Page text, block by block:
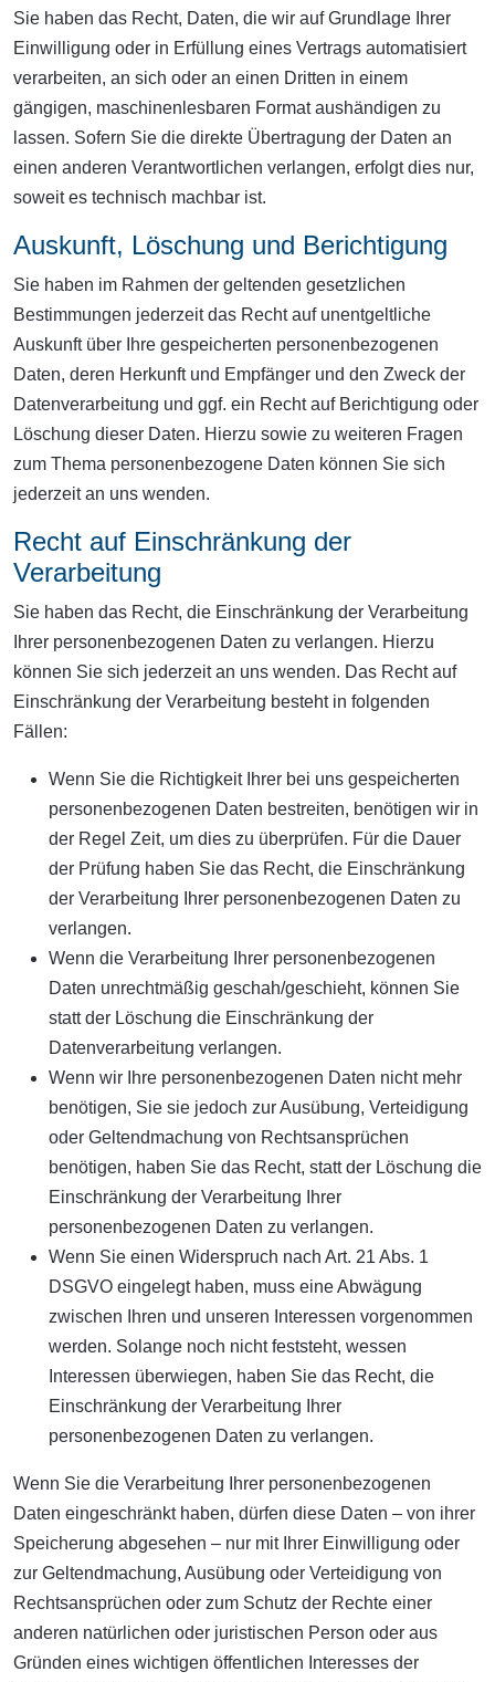
Sie haben das Recht, Daten, die wir auf Grundlage Ihrer
Einwilligung oder in Erfüllung eines Vertrags automatisiert
verarbeiten, an sich oder an einen Dritten in einem
gängigen, maschinenlesbaren Format aushändigen zu
lassen. Sofern Sie die direkte Übertragung der Daten an
einen anderen Verantwortlichen verlangen, erfolgt dies nur,
soweit es technisch machbar ist.
Auskunft, Löschung und Berichtigung
Sie haben im Rahmen der geltenden gesetzlichen
Bestimmungen jederzeit das Recht auf unentgeltliche
Auskunft über Ihre gespeicherten personenbezogenen
Daten, deren Herkunft und Empfänger und den Zweck der
Datenverarbeitung und ggf. ein Recht auf Berichtigung oder
Löschung dieser Daten. Hierzu sowie zu weiteren Fragen
zum Thema personenbezogene Daten können Sie sich
jederzeit an uns wenden.
Recht auf Einschränkung der
Verarbeitung
Sie haben das Recht, die Einschränkung der Verarbeitung
Ihrer personenbezogenen Daten zu verlangen. Hierzu
können Sie sich jederzeit an uns wenden. Das Recht auf
Einschränkung der Verarbeitung besteht in folgenden
Fällen:
Wenn Sie die Richtigkeit Ihrer bei uns gespeicherten
personenbezogenen Daten bestreiten, benötigen wir in
der Regel Zeit, um dies zu überprüfen. Für die Dauer
der Prüfung haben Sie das Recht, die Einschränkung
der Verarbeitung Ihrer personenbezogenen Daten zu
verlangen.
Wenn die Verarbeitung Ihrer personenbezogenen
Daten unrechtmäßig geschah/geschieht, können Sie
statt der Löschung die Einschränkung der
Datenverarbeitung verlangen.
Wenn wir Ihre personenbezogenen Daten nicht mehr
benötigen, Sie sie jedoch zur Ausübung, Verteidigung
oder Geltendmachung von Rechtsansprüchen
benötigen, haben Sie das Recht, statt der Löschung die
Einschränkung der Verarbeitung Ihrer
personenbezogenen Daten zu verlangen.
Wenn Sie einen Widerspruch nach Art. 21 Abs. 1
DSGVO eingelegt haben, muss eine Abwägung
zwischen Ihren und unseren Interessen vorgenommen
werden. Solange noch nicht feststeht, wessen
Interessen überwiegen, haben Sie das Recht, die
Einschränkung der Verarbeitung Ihrer
personenbezogenen Daten zu verlangen.
Wenn Sie die Verarbeitung Ihrer personenbezogenen
Daten eingeschränkt haben, dürfen diese Daten – von ihrer
Speicherung abgesehen – nur mit Ihrer Einwilligung oder
zur Geltendmachung, Ausübung oder Verteidigung von
Rechtsansprüchen oder zum Schutz der Rechte einer
anderen natürlichen oder juristischen Person oder aus
Gründen eines wichtigen öffentlichen Interesses der